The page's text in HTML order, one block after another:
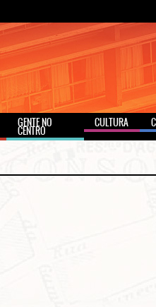
GENTE NO
CENTRO
CULTURA